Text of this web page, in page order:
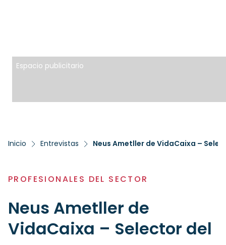
Espacio publicitario
Inicio Entrevistas Neus Ametller de VidaCaixa –
PROFESIONALES DEL SECTOR
Neus Ametller de
VidaCaixa – Selector del